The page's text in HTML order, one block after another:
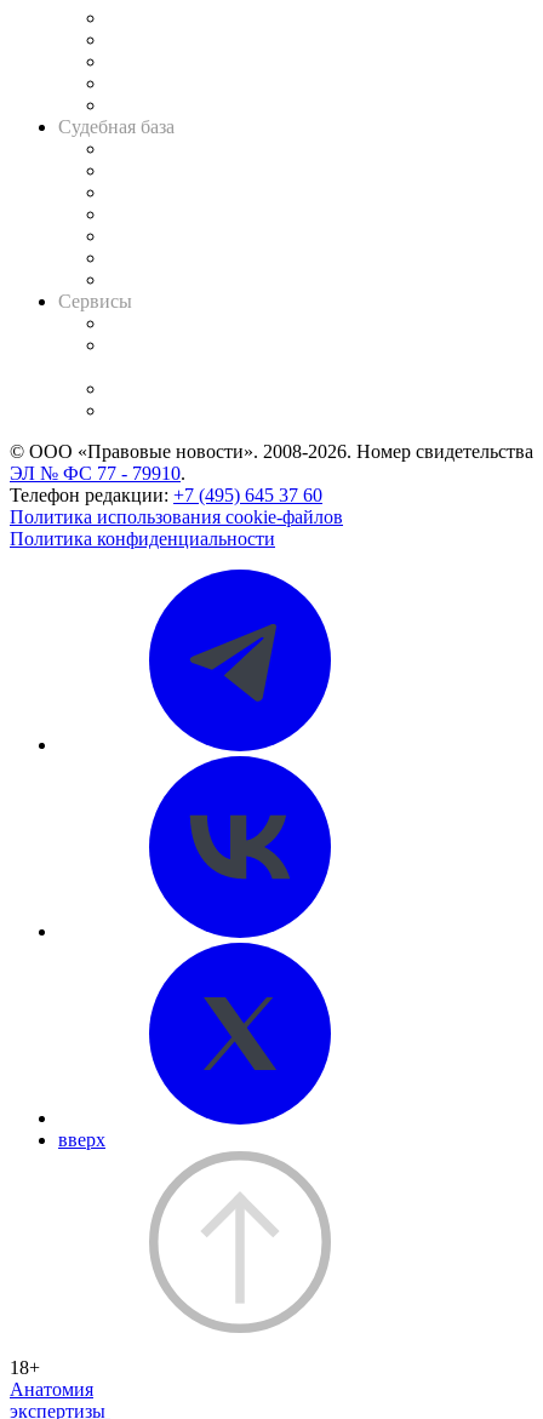
Судебная база
Сервисы
© ООО «Правовые новости». 2008-2026. Номер свидетельства
ЭЛ № ФС 77 - 79910.
Телефон редакции: +7 (495) 645 37 60
Политика использования cookie-файлов
Политика конфиденциальности
вверх
18+
Анатомия
экспертизы